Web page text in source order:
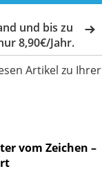
und bis zu
8,90€/Jahr.
Artikel zu Ihrer
vom Zeichen –